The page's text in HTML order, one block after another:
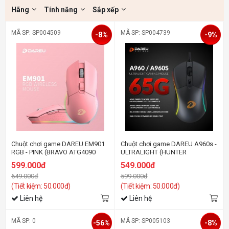
Hãng Tính năng Sắp xếp
MÃ SP: SP004509
Chuột chơi game DAREU EM901
RGB - PINK (BRAVO ATG4090
599.000đ
649.000đ
(Tiết kiệm: 50.000đ)
-8%
Liên hệ
MÃ SP: SP004739
Chuột chơi game DAREU A960s -
ULTRALIGHT (HUNTER
549.000đ
599.000đ
(Tiết kiệm: 50.000đ)
-9%
Liên hệ
MÃ SP: 0 -56% MÃ SP: SP005103 -8%